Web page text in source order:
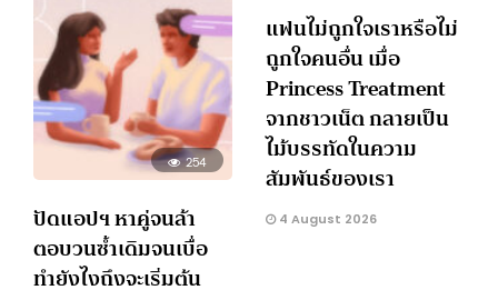
254
ปัดแอปฯ หาคู่จนล้า
ตอบวนซ้ำเดิมจนเบื่อ
ทำยังไงถึงจะเริ่มต้น
แฟนไม่ถูกใจเราหรือไม่
ถูกใจคนอื่น เมื่อ
Princess Treatment
จากชาวเน็ต กลายเป็น
ไม้บรรทัดในความ
สัมพันธ์ของเรา
4 August 2026